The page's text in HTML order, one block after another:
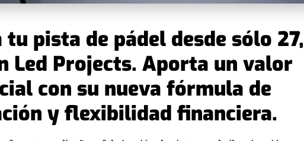
pista de pádel desde sólo
Led Projects. Aporta un valor
con su nueva fórmula de
y flexibilidad financiera.